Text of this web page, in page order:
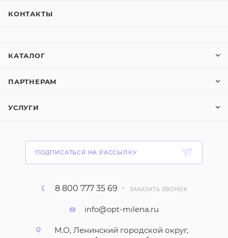
КОНТАКТЫ
КАТАЛОГ
ПАРТНЕРАМ
УСЛУГИ
ПОДПИСАТЬСЯ НА РАССЫЛКУ
8 800 777 35 69 ЗАКАЗАТЬ ЗВОНОК
info@opt-milena.ru
М.О, Ленинский городской округ,